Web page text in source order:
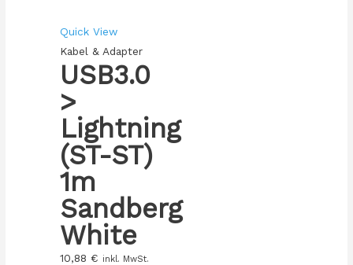
Quick View
Kabel & Adapter
USB3.0
>
Lightning
(ST-ST)
1m
Sandberg
White
10,88 € inkl. MwSt.